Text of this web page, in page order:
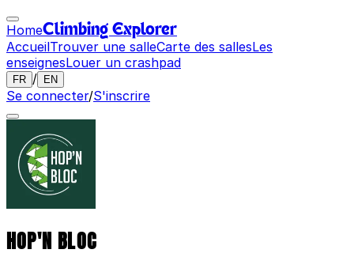
HomeClimbing Explorer
AccueilTrouver une salleCarte des sallesLes
enseignesLouer un crashpad
FR / EN
Se connecter/S'inscrire
HOP'N BLOC